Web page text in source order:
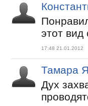
этот вид
17:48 21.01.2012
Тамара
Дух